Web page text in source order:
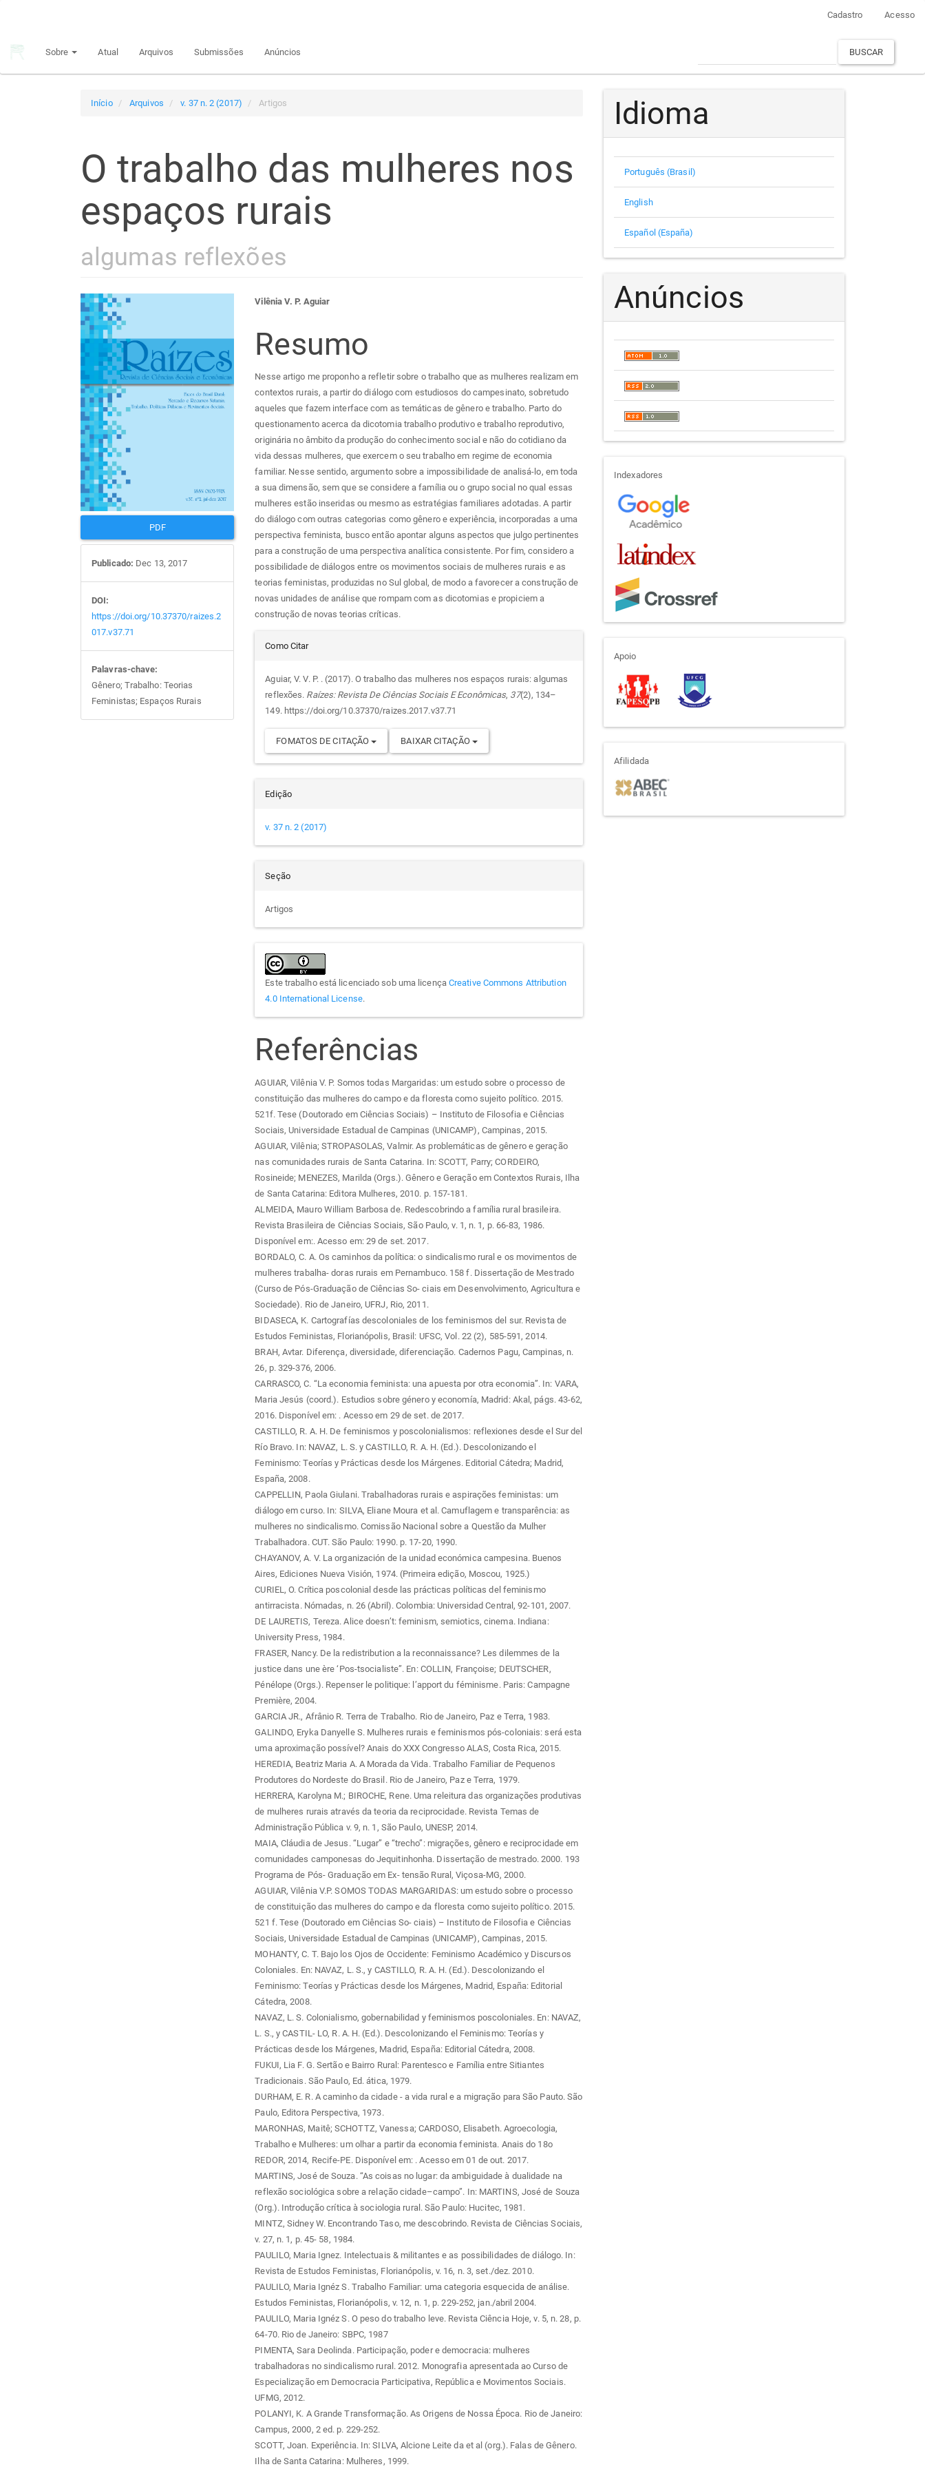
principal
Cadastro Acesso
Sobre Atual Arquivos Submissões Anúncios BUSCAR
Início Arquivos v. 37 n. 2 (2017) Artigos
O trabalho das mulheres nos
espaços rurais
algumas reflexões
Barra
lateral
de
artigos
PDF
Publicado: Dec 13, 2017
DOI:
https://doi.org/10.37370/raizes.2
017.v37.71
Palavras-chave:
Gênero; Trabalho: Teorias
Feministas; Espaços Rurais
Conteúdo
do
artigo
principal
Vilênia V. P. Aguiar
Resumo
Nesse artigo me proponho a refletir sobre o trabalho que as mulheres realizam em
contextos rurais, a partir do diálogo com estudiosos do campesinato, sobretudo
aqueles que fazem interface com as temáticas de gênero e trabalho. Parto do
questionamento acerca da dicotomia trabalho produtivo e trabalho reprodutivo,
originária no âmbito da produção do conhecimento social e não do cotidiano da
vida dessas mulheres, que exercem o seu trabalho em regime de economia
familiar. Nesse sentido, argumento sobre a impossibilidade de analisá-lo, em toda
a sua dimensão, sem que se considere a família ou o grupo social no qual essas
mulheres estão inseridas ou mesmo as estratégias familiares adotadas. A partir
do diálogo com outras categorias como gênero e experiência, incorporadas a uma
perspectiva feminista, busco então apontar alguns aspectos que julgo pertinentes
para a construção de uma perspectiva analítica consistente. Por fim, considero a
possibilidade de diálogos entre os movimentos sociais de mulheres rurais e as
teorias feministas, produzidas no Sul global, de modo a favorecer a construção de
novas unidades de análise que rompam com as dicotomias e propiciem a
construção de novas teorias críticas.
Detalhes
do
artigo
Como Citar
Aguiar, V. V. P. . (2017). O trabalho das mulheres nos espaços rurais: algumas
reflexões. Raízes: Revista De Ciências Sociais E Econômicas, 37(2), 134–
149. https://doi.org/10.37370/raizes.2017.v37.71
FOMATOS DE CITAÇÃO BAIXAR CITAÇÃO
Edição
v. 37 n. 2 (2017)
Seção
Artigos
Este trabalho está licenciado sob uma licença Creative Commons Attribution
4.0 International License.
Referências
AGUIAR, Vilênia V. P. Somos todas Margaridas: um estudo sobre o processo de
constituição das mulheres do campo e da floresta como sujeito político. 2015.
521f. Tese (Doutorado em Ciências Sociais) – Instituto de Filosofia e Ciências
Sociais, Universidade Estadual de Campinas (UNICAMP), Campinas, 2015.
AGUIAR, Vilênia; STROPASOLAS, Valmir. As problemáticas de gênero e geração
nas comunidades rurais de Santa Catarina. In: SCOTT, Parry; CORDEIRO,
Rosineide; MENEZES, Marilda (Orgs.). Gênero e Geração em Contextos Rurais, Ilha
de Santa Catarina: Editora Mulheres, 2010. p. 157-181.
ALMEIDA, Mauro William Barbosa de. Redescobrindo a família rural brasileira.
Revista Brasileira de Ciências Sociais, São Paulo, v. 1, n. 1, p. 66-83, 1986.
Disponível em:. Acesso em: 29 de set. 2017.
BORDALO, C. A. Os caminhos da política: o sindicalismo rural e os movimentos de
mulheres trabalha- doras rurais em Pernambuco. 158 f. Dissertação de Mestrado
(Curso de Pós-Graduação de Ciências So- ciais em Desenvolvimento, Agricultura e
Sociedade). Rio de Janeiro, UFRJ, Rio, 2011.
BIDASECA, K. Cartografías descoloniales de los feminismos del sur. Revista de
Estudos Feministas, Florianópolis, Brasil: UFSC, Vol. 22 (2), 585-591, 2014.
BRAH, Avtar. Diferença, diversidade, diferenciação. Cadernos Pagu, Campinas, n.
26, p. 329-376, 2006.
CARRASCO, C. “La economia feminista: una apuesta por otra economia”. In: VARA,
Maria Jesús (coord.). Estudios sobre género y economía, Madrid: Akal, págs. 43-62,
2016. Disponível em: . Acesso em 29 de set. de 2017.
CASTILLO, R. A. H. De feminismos y poscolonialismos: reflexiones desde el Sur del
Río Bravo. In: NAVAZ, L. S. y CASTILLO, R. A. H. (Ed.). Descolonizando el
Feminismo: Teorías y Prácticas desde los Márgenes. Editorial Cátedra; Madrid,
España, 2008.
CAPPELLIN, Paola Giulani. Trabalhadoras rurais e aspirações feministas: um
diálogo em curso. In: SILVA, Eliane Moura et al. Camuflagem e transparência: as
mulheres no sindicalismo. Comissão Nacional sobre a Questão da Mulher
Trabalhadora. CUT. São Paulo: 1990. p. 17-20, 1990.
CHAYANOV, A. V. La organización de Ia unidad económica campesina. Buenos
Aires, Ediciones Nueva Visión, 1974. (Primeira edição, Moscou, 1925.)
CURIEL, O. Crítica poscolonial desde las prácticas políticas del feminismo
antirracista. Nómadas, n. 26 (Abril). Colombia: Universidad Central, 92-101, 2007.
DE LAURETIS, Tereza. Alice doesn’t: feminism, semiotics, cinema. Indiana:
University Press, 1984.
FRASER, Nancy. De la redistribution a la reconnaissance? Les dilemmes de la
justice dans une ère ‘Pos-tsocialiste”. En: COLLIN, Françoise; DEUTSCHER,
Pénélope (Orgs.). Repenser le politique: l’apport du féminisme. Paris: Campagne
Première, 2004.
GARCIA JR., Afrânio R. Terra de Trabalho. Rio de Janeiro, Paz e Terra, 1983.
GALINDO, Eryka Danyelle S. Mulheres rurais e feminismos pós-coloniais: será esta
uma aproximação possível? Anais do XXX Congresso ALAS, Costa Rica, 2015.
HEREDIA, Beatriz Maria A. A Morada da Vida. Trabalho Familiar de Pequenos
Produtores do Nordeste do Brasil. Rio de Janeiro, Paz e Terra, 1979.
HERRERA, Karolyna M.; BIROCHE, Rene. Uma releitura das organizações produtivas
de mulheres rurais através da teoria da reciprocidade. Revista Temas de
Administração Pública v. 9, n. 1, São Paulo, UNESP, 2014.
MAIA, Cláudia de Jesus. “Lugar” e “trecho”: migrações, gênero e reciprocidade em
comunidades camponesas do Jequitinhonha. Dissertação de mestrado. 2000. 193
Programa de Pós- Graduação em Ex- tensão Rural, Viçosa-MG, 2000.
AGUIAR, Vilênia V.P. SOMOS TODAS MARGARIDAS: um estudo sobre o processo
de constituição das mulheres do campo e da floresta como sujeito político. 2015.
521 f. Tese (Doutorado em Ciências So- ciais) – Instituto de Filosofia e Ciências
Sociais, Universidade Estadual de Campinas (UNICAMP), Campinas, 2015.
MOHANTY, C. T. Bajo los Ojos de Occidente: Feminismo Académico y Discursos
Coloniales. En: NAVAZ, L. S., y CASTILLO, R. A. H. (Ed.). Descolonizando el
Feminismo: Teorías y Prácticas desde los Márgenes, Madrid, España: Editorial
Cátedra, 2008.
NAVAZ, L. S. Colonialismo, gobernabilidad y feminismos poscoloniales. En: NAVAZ,
L. S., y CASTIL- LO, R. A. H. (Ed.). Descolonizando el Feminismo: Teorías y
Prácticas desde los Márgenes, Madrid, España: Editorial Cátedra, 2008.
FUKUI, Lia F. G. Sertão e Bairro Rural: Parentesco e Família entre Sitiantes
Tradicionais. São Paulo, Ed. ática, 1979.
DURHAM, E. R. A caminho da cidade - a vida rural e a migração para São Pauto. São
Paulo, Editora Perspectiva, 1973.
MARONHAS, Maitê; SCHOTTZ, Vanessa; CARDOSO, Elisabeth. Agroecologia,
Trabalho e Mulheres: um olhar a partir da economia feminista. Anais do 18o
REDOR, 2014, Recife-PE. Disponível em: . Acesso em 01 de out. 2017.
MARTINS, José de Souza. “As coisas no lugar: da ambiguidade à dualidade na
reflexão sociológica sobre a relação cidade–campo”. In: MARTINS, José de Souza
(Org.). Introdução crítica à sociologia rural. São Paulo: Hucitec, 1981.
MINTZ, Sidney W. Encontrando Taso, me descobrindo. Revista de Ciências Sociais,
v. 27, n. 1, p. 45- 58, 1984.
PAULILO, Maria Ignez. Intelectuais & militantes e as possibilidades de diálogo. In:
Revista de Estudos Feministas, Florianópolis, v. 16, n. 3, set./dez. 2010.
PAULILO, Maria Ignéz S. Trabalho Familiar: uma categoria esquecida de análise.
Estudos Feministas, Florianópolis, v. 12, n. 1, p. 229-252, jan./abril 2004.
PAULILO, Maria Ignéz S. O peso do trabalho leve. Revista Ciência Hoje, v. 5, n. 28, p.
64-70. Rio de Janeiro: SBPC, 1987
PIMENTA, Sara Deolinda. Participação, poder e democracia: mulheres
trabalhadoras no sindicalismo rural. 2012. Monografia apresentada ao Curso de
Especialização em Democracia Participativa, República e Movimentos Sociais.
UFMG, 2012.
POLANYI, K. A Grande Transformação. As Origens de Nossa Época. Rio de Janeiro:
Campus, 2000, 2 ed. p. 229-252.
SCOTT, Joan. Experiência. In: SILVA, Alcione Leite da et al (org.). Falas de Gênero.
Ilha de Santa Catarina: Mulheres, 1999.
Idioma
Português (Brasil)
English
Español (España)
Anúncios
indexadores
Indexadores
apoio
Apoio
afiliada
Afilidada